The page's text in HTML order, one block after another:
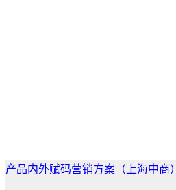
产品内外赋码营销方案（上海中商）